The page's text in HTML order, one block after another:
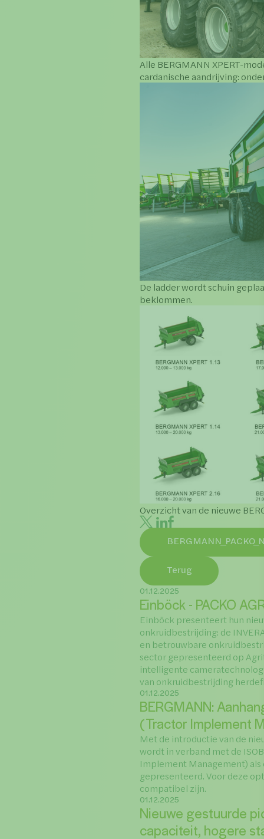
Alle BERGMANN XPERT-
cardanische aandrijving:
De ladder wordt schuin
beklommen.
Overzicht van de nieuwe
Terug
01.12.2025
Einböck - PACKO
Einböck presenteert hun
onkruidbestrijding: de
en betrouwbare
sector gepresenteerd op
intelligente
van onkruidbestrijding
01.12.2025
BERGMANN:
(Tractor Implement
Met de introductie van de
wordt in verband met de
Implement Management)
gepresenteerd. Voor deze
compatibel zijn.
01.12.2025
Nieuwe gestuurde
capaciteit, hogere